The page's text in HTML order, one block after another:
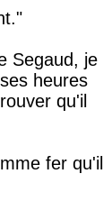
Segaud, je
heures
qu'il
fer qu'il